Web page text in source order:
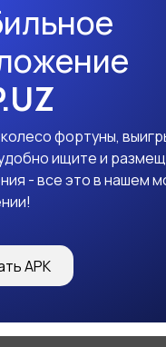
фортуны,
ищите и
- все это в нашем
APK